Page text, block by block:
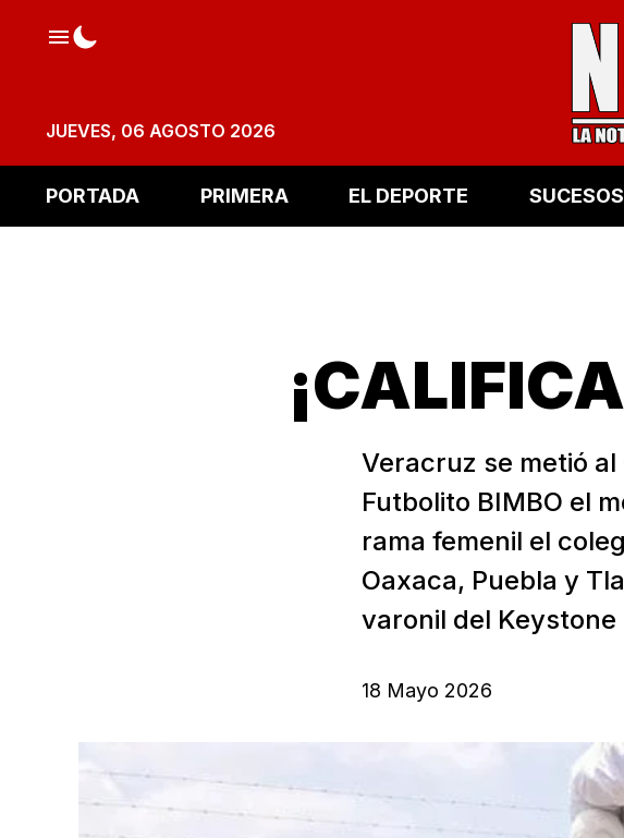
JUEVES, 06 AGOSTO 2026
PORTADA PRIMERA EL DEPORTE SUCESOS
Veracruz se metió
Futbolito BIMBO el
rama femenil el
Oaxaca, Puebla y
varonil del Keystone
18 Mayo 2026